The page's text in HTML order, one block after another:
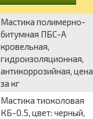
Мастика полимерно-
битумная ПБС-А
кровельная,
гидроизоляционная,
антикоррозийная, цена
за кг
Мастика тиоколовая
КБ-0.5, цвет: черный,